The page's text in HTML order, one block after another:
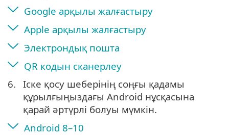
Google арқылы жалғастыру
Apple арқылы жалғастыру
Электрондық пошта
QR кодын сканерлеу
6. Іске қосу шеберінің соңғы қадамы
құрылғыңыздағы Android нұсқасына
қарай әртүрлі болуы мүмкін.
Android 8–10